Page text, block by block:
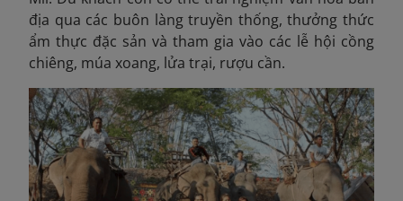
địa qua các buôn làng truyền thống, thưởng thức
ẩm thực đặc sản và tham gia vào các lễ hội cồng
chiêng, múa xoang, lửa trại, rượu cần.